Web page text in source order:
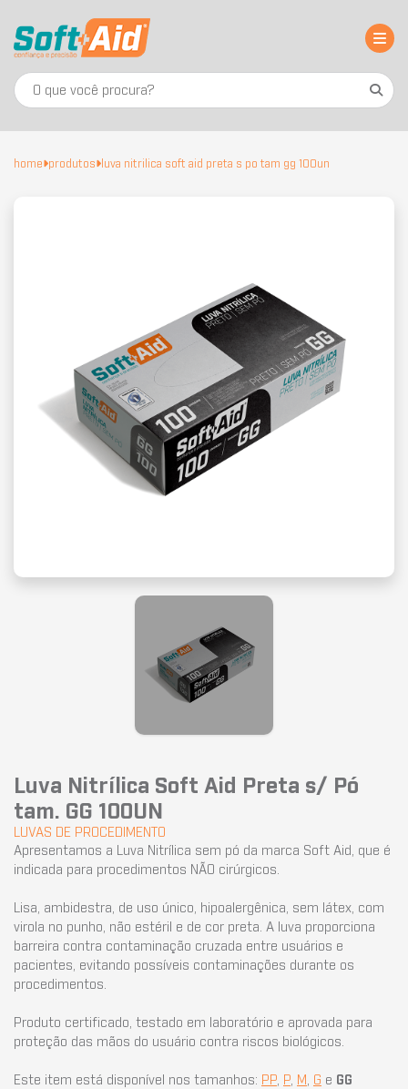
home produtos luva nitrilica soft aid preta s po tam gg 100un
Luva Nitrílica Soft Aid Preta s/ Pó
tam. GG 100UN
LUVAS DE PROCEDIMENTO
Apresentamos a Luva Nitrílica sem pó da marca Soft Aid, que é
indicada para procedimentos NÃO cirúrgicos.
Lisa, ambidestra, de uso único, hipoalergênica, sem látex, com
virola no punho, não estéril e de cor preta. A luva proporciona
barreira contra contaminação cruzada entre usuários e
pacientes, evitando possíveis contaminações durante os
procedimentos.
Produto certificado, testado em laboratório e aprovada para
proteção das mãos do usuário contra riscos biológicos.
Este item está disponível nos tamanhos: PP, P, M , G e GG